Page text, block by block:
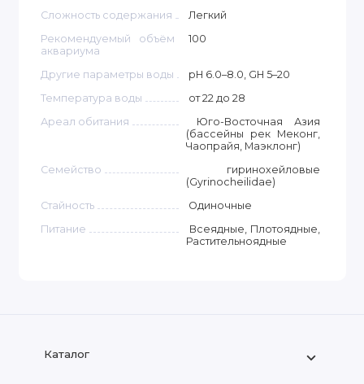
Сложность содержания
Легкий
Рекомендуемый объём
аквариума
100
Другие параметры воды
pH 6.0–8.0, GH 5–20
Температура воды
от 22 до 28
Ареал обитания
Юго-Восточная Азия
(бассейны рек Меконг,
Чаопрайя, Маэклонг)
Семейство
гиринохейловые
(Gyrinocheilidae)
Стайность
Одиночные
Питание
Всеядные, Плотоядные,
Растительноядные
Каталог